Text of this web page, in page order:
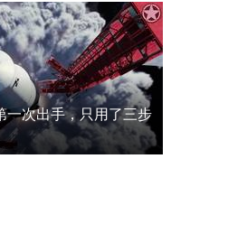
一次出手，只用了三步